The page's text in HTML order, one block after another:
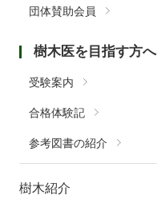
団体賛助会員
樹木医を目指す方へ
受験案内
合格体験記
参考図書の紹介
樹木紹介